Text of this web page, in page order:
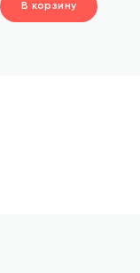
В корзину